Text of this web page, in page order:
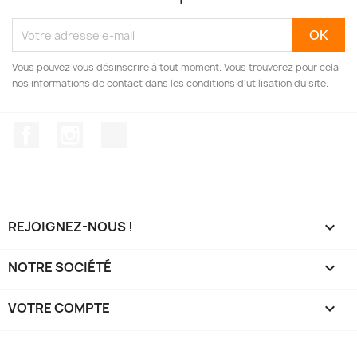
Vous pouvez vous désinscrire à tout moment. Vous trouverez pour cela
nos informations de contact dans les conditions d'utilisation du site.
REJOIGNEZ-NOUS ! 
NOTRE SOCIÉTÉ 
VOTRE COMPTE 